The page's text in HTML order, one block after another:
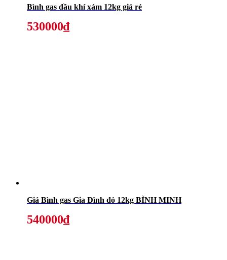
Bình gas dầu khí xám 12kg giá rẻ
530000₫
Giá Bình gas Gia Đình đỏ 12kg BÌNH MINH
540000₫